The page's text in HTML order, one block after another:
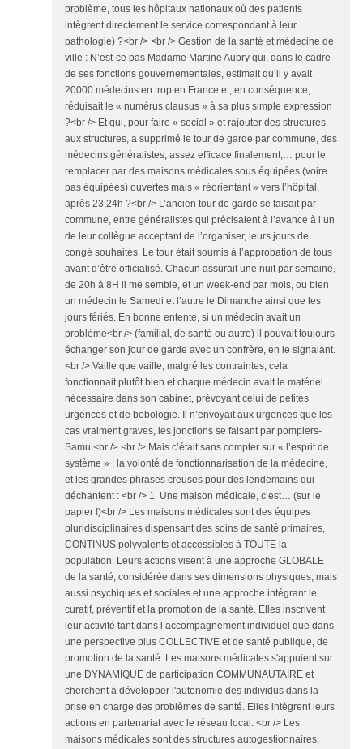
problème, tous les hôpitaux nationaux où des patients
intègrent directement le service correspondant à leur
pathologie) ?<br /> <br /> Gestion de la santé et médecine de
ville : N’est-ce pas Madame Martine Aubry qui, dans le cadre
de ses fonctions gouvernementales, estimait qu’il y avait
20000 médecins en trop en France et, en conséquence,
réduisait le « numérus clausus » à sa plus simple expression
?<br /> Et qui, pour faire « social » et rajouter des structures
aux structures, a supprimé le tour de garde par commune, des
médecins généralistes, assez efficace finalement,… pour le
remplacer par des maisons médicales sous équipées (voire
pas équipées) ouvertes mais « réorientant » vers l’hôpital,
après 23,24h ?<br /> L’ancien tour de garde se faisait par
commune, entre généralistes qui précisaient à l’avance à l’un
de leur collègue acceptant de l’organiser, leurs jours de
congé souhaités. Le tour était soumis à l’approbation de tous
avant d’être officialisé. Chacun assurait une nuit par semaine,
de 20h à 8H il me semble, et un week-end par mois, ou bien
un médecin le Samedi et l’autre le Dimanche ainsi que les
jours fériés. En bonne entente, si un médecin avait un
problème<br /> (familial, de santé ou autre) il pouvait toujours
échanger son jour de garde avec un confrère, en le signalant.
<br /> Vaille que vaille, malgré les contraintes, cela
fonctionnait plutôt bien et chaque médecin avait le matériel
nécessaire dans son cabinet, prévoyant celui de petites
urgences et de bobologie. Il n’envoyait aux urgences que les
cas vraiment graves, les jonctions se faisant par pompiers-
Samu.<br /> <br /> Mais c’était sans compter sur « l’esprit de
système » : la volonté de fonctionnarisation de la médecine,
et les grandes phrases creuses pour des lendemains qui
déchantent : <br /> 1. Une maison médicale, c’est… (sur le
papier !)<br /> Les maisons médicales sont des équipes
pluridisciplinaires dispensant des soins de santé primaires,
CONTINUS polyvalents et accessibles à TOUTE la
population. Leurs actions visent à une approche GLOBALE
de la santé, considérée dans ses dimensions physiques, mais
aussi psychiques et sociales et une approche intégrant le
curatif, préventif et la promotion de la santé. Elles inscrivent
leur activité tant dans l’accompagnement individuel que dans
une perspective plus COLLECTIVE et de santé publique, de
promotion de la santé. Les maisons médicales s'appuient sur
une DYNAMIQUE de participation COMMUNAUTAIRE et
cherchent à développer l'autonomie des individus dans la
prise en charge des problèmes de santé. Elles intègrent leurs
actions en partenariat avec le réseau local. <br /> Les
maisons médicales sont des structures autogestionnaires,